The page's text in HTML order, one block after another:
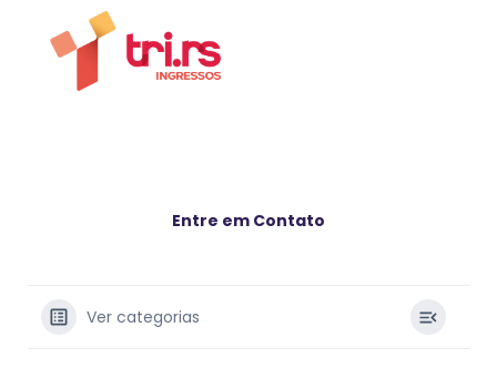
Entre em Contato
Ver categorias